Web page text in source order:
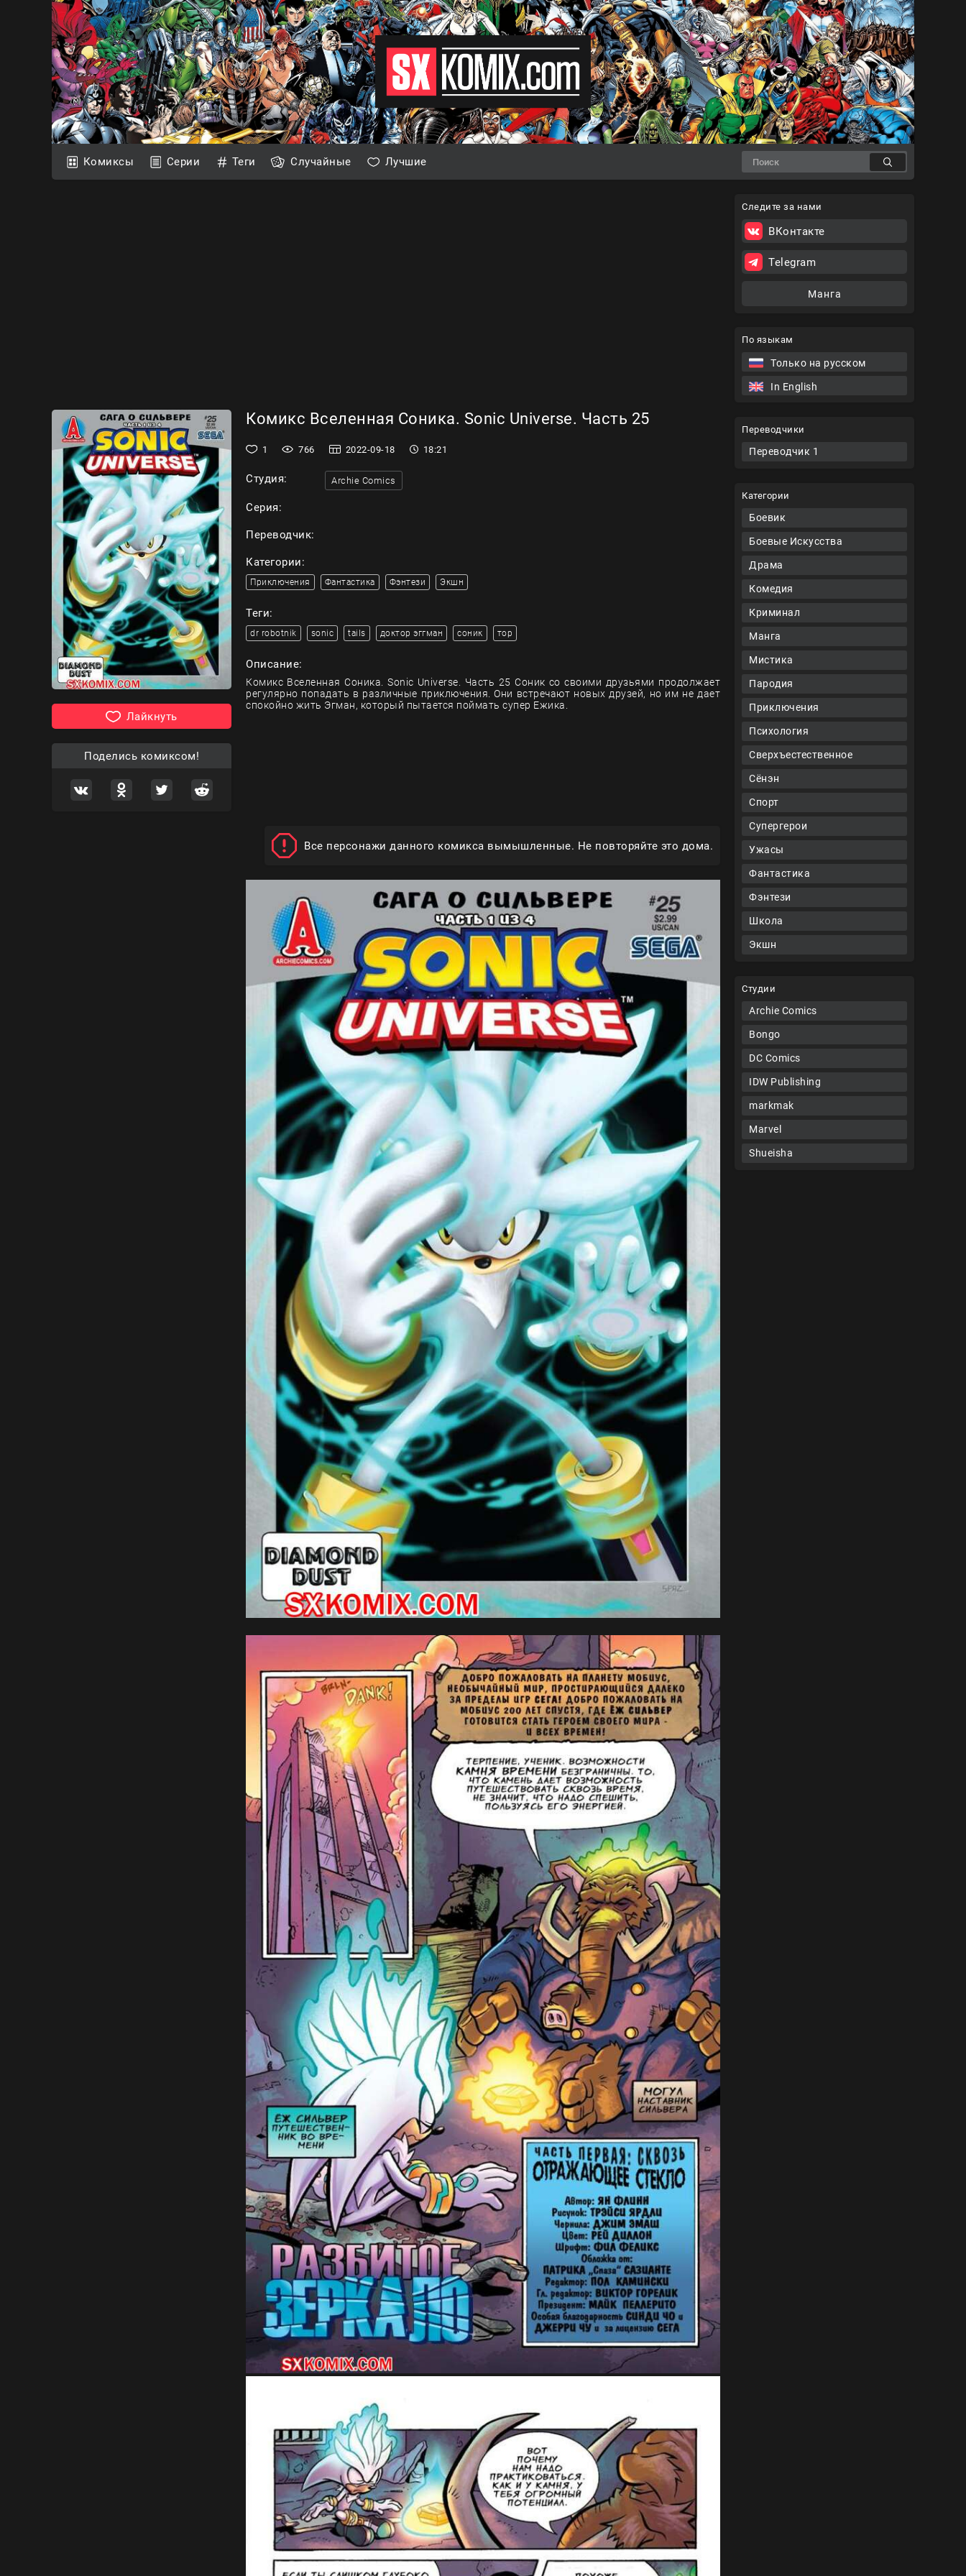
Комиксы Серии Теги Случайные Лучшие
По языкам
Только на русском
In English
Переводчики
Переводчик 1
Категории
Боевик
Боевые Искусства
Драма
Комедия
Криминал
Манга
Мистика
Пародия
Приключения
Психология
Сверхъестественное
Сёнэн
Спорт
Супергерои
Ужасы
Фантастика
Фэнтези
Школа
Экшн
Студии
Archie Comics
Bongo
DC Comics
IDW Publishing
markmak
Marvel
Shueisha
Лайкнуть
Поделись комиксом!
Комикс Вселенная Соника. Sonic Universe. Часть 25
1 766 2022-09-18 18:21
Студия: Archie Comics
Серия:
Переводчик:
Категории:
Приключения Фантастика Фэнтези Экшн
Теги:
dr robotnik sonic tails доктор эггман соник тор
Описание:
Комикс Вселенная Соника. Sonic Universe. Часть 25 Соник со своими друзьями продолжает
регулярно попадать в различные приключения. Они встречают новых друзей, но им не дает
спокойно жить Эгман, который пытается поймать супер Ежика.
Все персонажи данного комикса вымышленные. Не повторяйте это дома.
Следите за нами
ВКонтакте
Telegram
Манга